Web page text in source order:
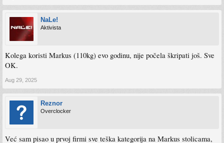
NaLe!
Aktivista
Kolega koristi Markus (110kg) evo godinu, nije počela škripati još. Sve
OK.
Aug 29, 2025
Reznor
Overclocker
Već sam pisao u prvoj firmi sve teška kategorija na Markus stolicama,